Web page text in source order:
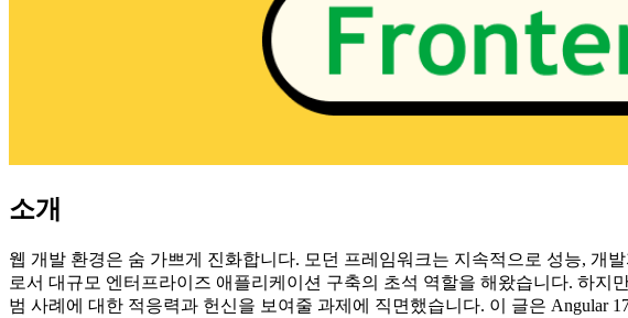
소개
웹 개발 환경은 숨 가쁘게 진화합니다. 모던 프레임워크는 지속적으로 성능, 개
로서 대규모 엔터프라이즈 애플리케이션 구축의 초석 역할을 해왔습니다. 하
범 사례에 대한 적응력과 헌신을 보여줄 과제에 직면했습니다. 이 글은 Angular